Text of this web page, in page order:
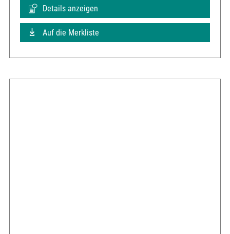
Details anzeigen
Auf die Merkliste